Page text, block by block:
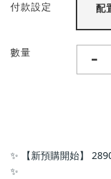
付款設定
配
數量 -
✨ 【新預購開始】
✨